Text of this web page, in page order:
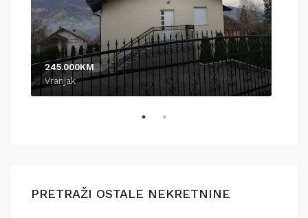
245.000KM
Vranjak
PRETRAŽI OSTALE NEKRETNINE